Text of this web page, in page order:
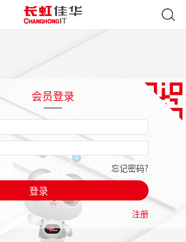
会员登录
忘记密码?
登录
注册